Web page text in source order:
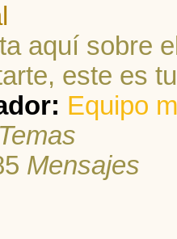
aquí sobre
este es
Equipo
Temas
Mensajes